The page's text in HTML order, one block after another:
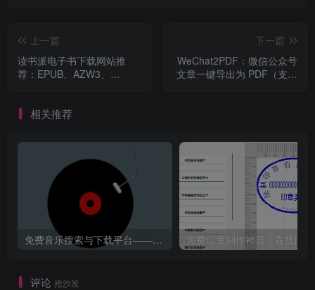
上一篇
读书派电子书下载网站推
荐：EPUB、AZW3、
下一篇
WeChat2PDF：微信公众号
文章一键导出为 PDF（支持
相关推荐
免费音乐搜索与下载平台——歌曲海，轻松找到你喜欢的歌！
评论 抢沙发